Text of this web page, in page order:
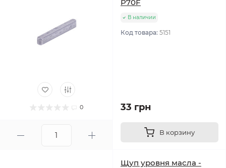
0
P70F
В наличии
Код товара: 5151
33 грн
В корзину
Щуп уровня масла -